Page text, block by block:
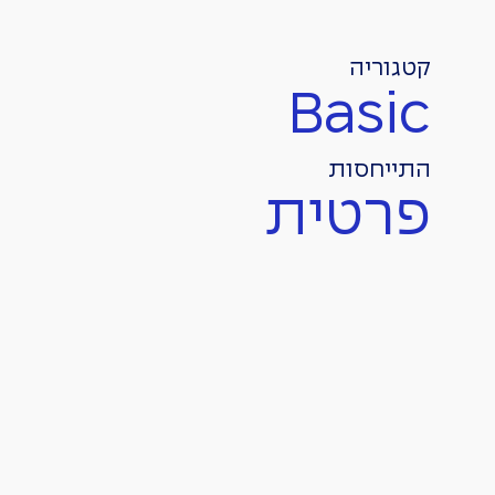
קטגוריה
Basic
התייחסות
פרטית